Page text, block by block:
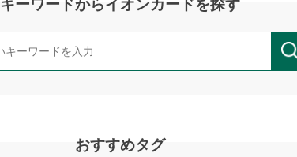
キーワードからイオンカードを探す
おすすめタグ